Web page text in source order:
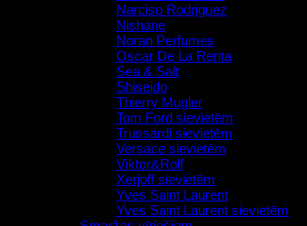
Narciso Rodriguez
Nishane
Noran Perfumes
Oscar De La Renta
Sea & Salt
Shiseido
Thierry Mugler
Tom Ford sievietēm
Trussardi sievietēm
Versace sievietēm
Viktor&Rolf
Xerjoff sievietēm
Yves Saint Laurent
Yves Saint Laurent sievietēm